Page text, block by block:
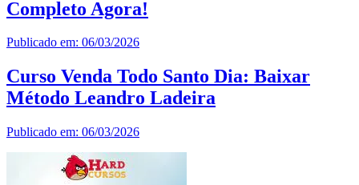
Completo Agora!
Publicado em: 06/03/2026
Curso Venda Todo Santo Dia: Baixar
Método Leandro Ladeira
Publicado em: 06/03/2026